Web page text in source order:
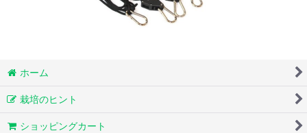
ホーム
栽培のヒント
ショッピングカート